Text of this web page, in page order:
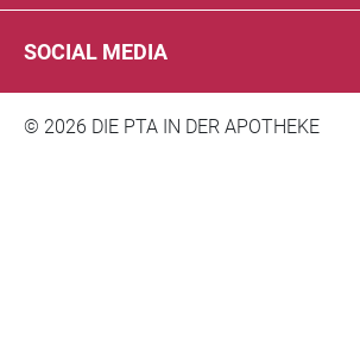
SOCIAL MEDIA
© 2026 DIE PTA IN DER APOTHEKE